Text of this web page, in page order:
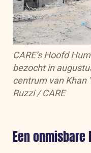
CARE’s Hoofd
bezocht in
centrum van Khan
Ruzzi / CARE
Een